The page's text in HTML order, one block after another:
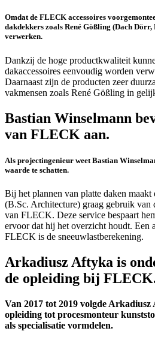
Omdat de FLECK accessoires
dakdekkers zoals René Gößling (Dach Dörr,
verwerken.
Dankzij de hoge productkwaliteit
dakaccessoires eenvoudig worden
Daarnaast zijn de producten zeer
vakmensen zoals René Gößling in
Bastian Winselmann
van FLECK aan.
Als projectingenieur weet Bastian
waarde te schatten.
Bij het plannen van platte daken
(B.Sc. Architecture) graag gebruik van
van FLECK. Deze service bespaart
ervoor dat hij het overzicht houdt. Een
FLECK is de sneeuwlastberekening.
Arkadiusz Aftyka is
de opleiding bij
Van 2017 tot 2019 volgde
opleiding tot procesmonteur
als specialisatie vormdelen.